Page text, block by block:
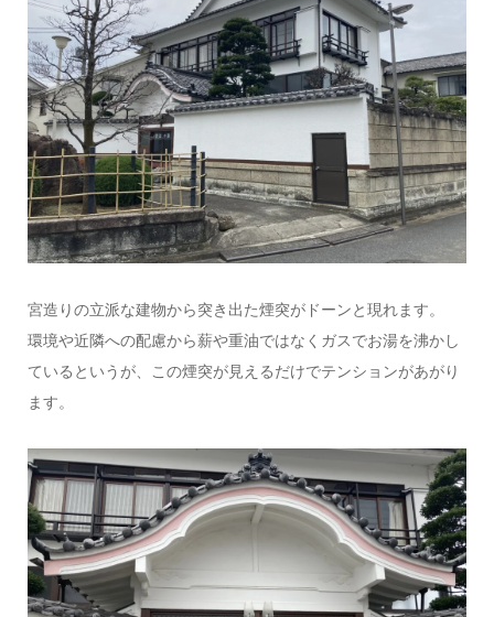
宮造りの立派な建物から突き出た煙突がドーンと現れます。
環境や近隣への配慮から薪や重油ではなくガスでお湯を沸かし
ているというが、この煙突が見えるだけでテンションがあがり
ます。